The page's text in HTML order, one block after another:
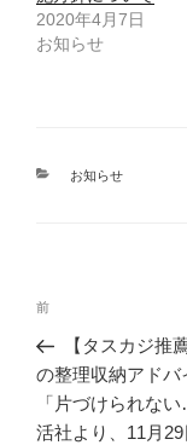
2020年4月7日
お知らせ
カ
お知らせ
ナ
ビ
ゲ
前
の
投
稿
前
【タスカジ推
の整理収納アド
「片づけられな
活社より、11月29